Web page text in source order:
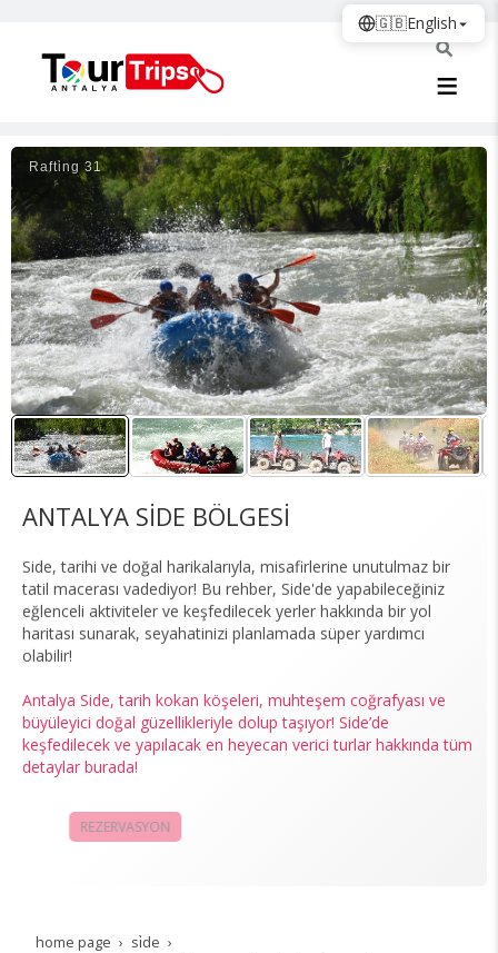
Rafti̇ng 31
ANTALYA SİDE BÖLGESİ
Side, tarihi ve doğal harikalarıyla, misafirlerine unutulmaz bir
tatil macerası vadediyor! Bu rehber, Side'de yapabileceğiniz
eğlenceli aktiviteler ve keşfedilecek yerler hakkında bir yol
haritası sunarak, seyahatinizi planlamada süper yardımcı
olabilir!
Antalya Side, tarih kokan köşeleri, muhteşem coğrafyası ve
büyüleyici doğal güzellikleriyle dolup taşıyor! Side’de
keşfedilecek ve yapılacak en heyecan verici turlar hakkında tüm
detaylar burada!
REZERVASYON
home page
si̇de
🇬🇧English